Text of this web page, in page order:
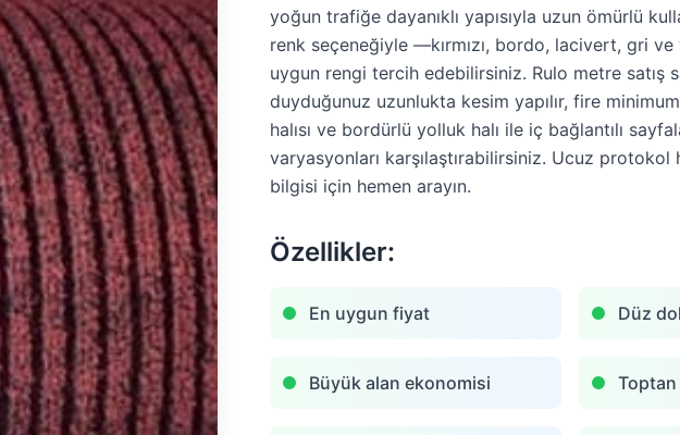
yoğun trafiğe dayanıklı yapısıyla uzun ömürlü
renk seçeneğiyle —kırmızı, bordo, lacivert, gri ve
uygun rengi tercih edebilirsiniz. Rulo metre satış
duyduğunuz uzunlukta kesim yapılır, fire
halısı ve bordürlü yolluk halı ile iç bağlantılı
varyasyonları karşılaştırabilirsiniz. Ucuz protokol
bilgisi için hemen arayın.
Özellikler:
En uygun fiyat Düz
Büyük alan ekonomisi